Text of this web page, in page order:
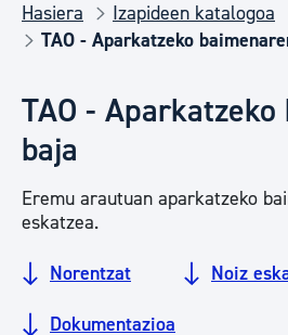
Hasiera
Izapideen katalogoa
TAO - Aparkatzeko
TAO -
baja
Eremu arautuan aparkatzeko
eskatzea.
Norentzat Noiz
Dokumentazioa